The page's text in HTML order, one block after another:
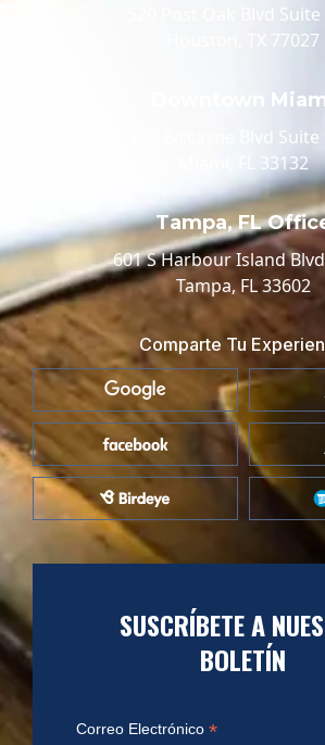
520 Post Oak Blvd
Houston, TX 77027
Downtown
100 Biscayne Blvd Suite
Miami, FL 33132
Tampa, FL
601 S Harbour Island
Tampa, FL 33602
Comparte Tu
SUSCRÍBETE A
BOLETÍN
Correo Electrónico *